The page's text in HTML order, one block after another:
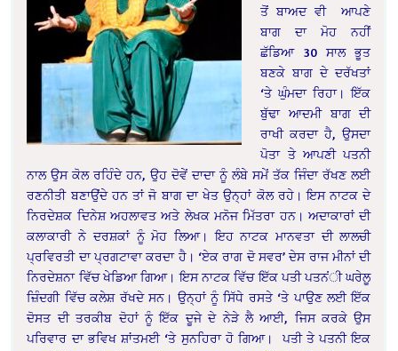
ਤੋਂ ਬਾਅਦ ਵੀ ਆਪਣੇ
ਬਾਗ ਦਾ ਮੋਹ ਨਹੀਂ
ਛੱਡਿਆ 30 ਸਾਲ ਭੂਤ
ਬਣਕੇ ਬਾਗ ਦੇ ਦਰੱਖਤਾਂ
‘ਤੇ ਘੁੰਮਦਾ ਰਿਹਾ। ਇੱਕ
ਬੁੱਢਾ ਆਦਮੀ ਬਾਗ ਦੀ
ਰਾਖੀ ਕਰਦਾ ਹੈ, ਉਸਦਾ
ਪੋਤਾ ਤੇ ਆਪਣੀ ਪਤਨੀ
ਨਾਲ ਉਸ ਕੋਲ ਰਹਿੰਦੇ ਹਨ, ਉਹ ਦੋਵੇਂ ਦਾਦਾ ਨੂੰ ਲੰਬੇ ਸਮੇਂ ਤੱਕ ਜਿੰਦਾ ਰੱਖਣ ਲਈ
ਰਣਨੀਤੀ ਬਣਾਉਂਦੇ ਹਨ ਤਾਂ ਜੋ ਬਾਗ ਦਾ ਖੇਤ ਉਨ੍ਹਾਂ ਕੋਲ ਰਹੇ। ਇਸ ਨਾਟਕ ਦੇ
ਨਿਰਦੇਸ਼ਕ ਦਿਨੇਸ਼ ਅਹਲਾਵਤ ਅਤੇ ਲੇਖਕ ਮਨੋਜ ਮਿੱਤਰਾ ਹਨ। ਅਦਾਕਾਰਾਂ ਦੀ
ਕਲਾਕਾਰੀ ਨੇ ਦਰਸ਼ਕਾਂ ਨੂੰ ਮੋਹ ਲਿਆ। ਇਹ ਨਾਟਕ ਮਾਨਵਤਾ ਦੀ ਲਾਲਚੀ
ਪ੍ਰਵਿਰਤੀ ਦਾ ਪ੍ਰਗਟਾਵਾ ਕਰਦਾ ਹੈ। ‘ਏਕ ਰਾਗ ਦੋ ਸਵਰ’ ਦੇਸ ਰਾਜ ਮੀਨਾਂ ਦੀ
ਨਿਰਦੇਸ਼ਨਾ ਵਿੱਚ ਖੇਡਿਆ ਗਿਆ। ਇਸ ਨਾਟਕ ਵਿੱਚ ਇੱਕ ਪਤੀ ਪਤਨਂੀ ਘਰੇਲੂ
ਜ਼ਿੰਦਗੀ ਵਿੱਚ ਕਲੇਸ਼ ਰੱਖਦੇ ਸਨ। ਉਨ੍ਹਾਂ ਨੂੰ ਸਿੱਧੇ ਰਸਤੇ ‘ਤੇ ਪਾਉਣ ਲਈ ਇੱਕ
ਦੋਸਤ ਦੀ ਤਰਕੀਬ ਦੋਹਾਂ ਨੂੰ ਇੱਕ ਦੂਜੇ ਦੇ ਨੇੜੇ ਲੈ ਆਈ, ਜਿਸ ਕਰਕੇ ਉਸ
ਪਰਿਵਾਰ ਦਾ ਭਵਿਖ ਸ਼ਾਂਤਮਈ ‘ਤੇ ਸੁਨਹਿਰਾ ਹੋ ਗਿਆ। ਪਤੀ ਤੇ ਪਤਨੀ ਇਕ